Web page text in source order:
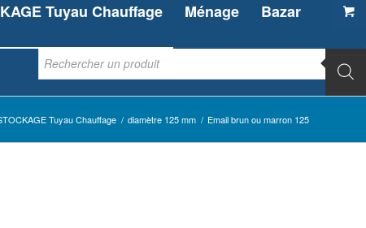
Tuyau Chauffage Ménage Bazar
Tuyau Chauffage / diamètre 125 mm / Email brun ou marron 125